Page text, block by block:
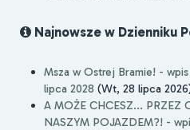
Najnowsze w Dzienniku
Msza w Ostrej Bramie! -
lipca 2028 (Wt, 28 lipca
A MOŻE CHCESZ... PRZEZ
NASZYM POJAZDEM?! -